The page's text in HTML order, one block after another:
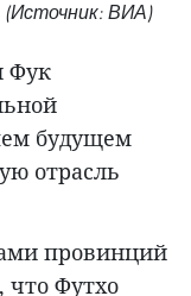
ВИА)
Фук
будущем
отрасль
провинций
что Футхо